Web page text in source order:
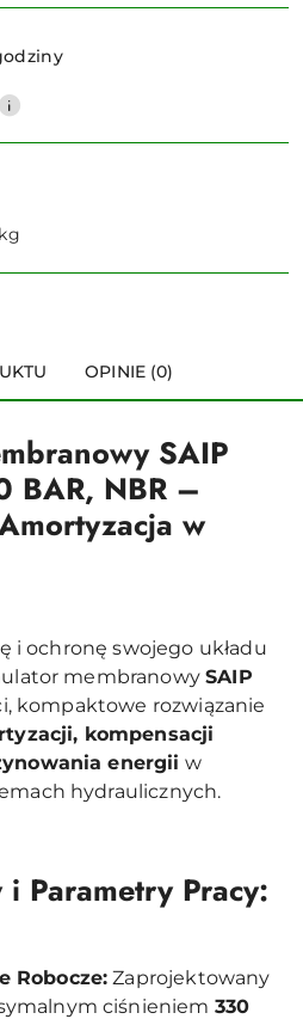
OPINIE (0)
SAIP
BAR, NBR –
w
i ochronę swojego układu
membranowySAIP
kompaktowe rozwiązanie
kompensacji
energii w
hydraulicznych.
Parametry Pracy:
Robocze: Zaprojektowany
ciśnieniem 330